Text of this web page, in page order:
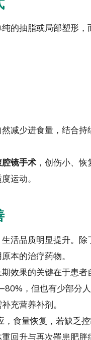
的抽脂或局部塑形，
减少进食量，结合
镜手术 ，创伤小、
运动。
活品质明显提升。
本的治疗药物。
效果的关键在于患
，但也有少部分
充营养补剂。
食量恢复，若缺乏